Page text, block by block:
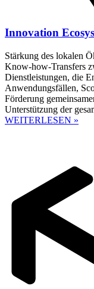
Innovation
Stärkung des lokalen
Know-how-Transfers
Dienstleistungen, die
Anwendungsfällen,
Förderung
Unterstützung der
WEITERLESEN »